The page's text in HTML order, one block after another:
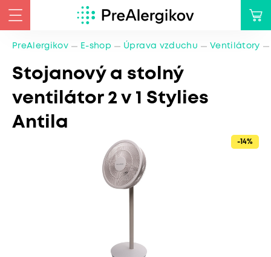
PreAlergikov E-shop Úprava vzduchu Ventilátory
Stojanový a stolný
ventilátor 2 v 1 Stylies
Antila
-14%